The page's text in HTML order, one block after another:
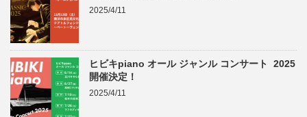
2025/4/11
ヒビキpiano オール ジャンル コンサート 2025
開催決定！
2025/4/11